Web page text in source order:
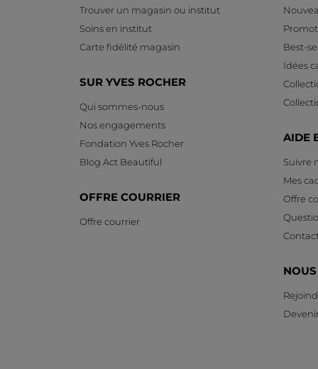
Trouver un magasin ou institut
Soins en institut
Carte fidélité magasin
SUR YVES ROCHER
Qui sommes-nous
Nos engagements
Fondation Yves Rocher
Blog Act Beautiful
OFFRE COURRIER
Offre courrier
Best-
Idées
AIDE
Suivre
Mes
Offre